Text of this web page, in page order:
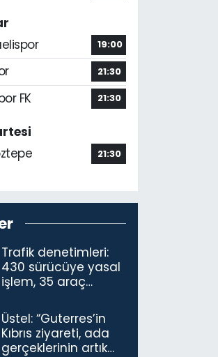
19:00
21:30
FK 21:30
21:30
Trafik denetimleri:
430 sürücüye yasal
işlem, 35 araç
Üstel: “Guterres’in
Kıbrıs ziyareti, ada
gerçeklerinin artık